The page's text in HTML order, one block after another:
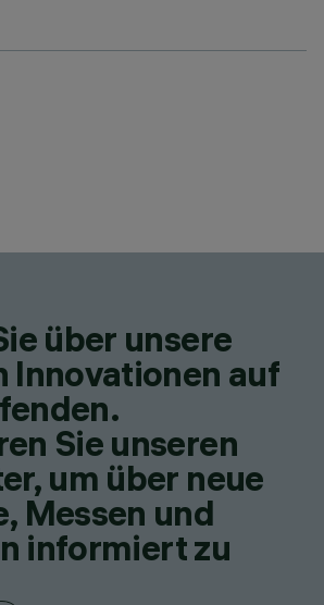
über unsere
Innovationen auf
Sie unseren
um über neue
Messen und
informiert zu